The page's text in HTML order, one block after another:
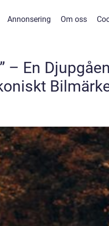
Annonsering Om oss
– En